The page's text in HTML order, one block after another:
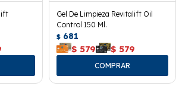
Gel De Limpieza Revitalift Oil
Control 150 Ml.
$ 681
$ 579 $ 579